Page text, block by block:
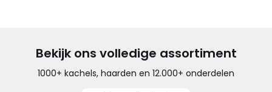
Bekijk ons volledige assortiment
1000+ kachels, haarden en 12.000+ onderdelen